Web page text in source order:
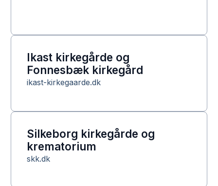
Ikast kirkegårde og
Fonnesbæk kirkegård
ikast-kirkegaarde.dk
Silkeborg kirkegårde og
krematorium
skk.dk